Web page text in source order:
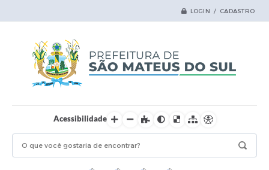
LOGIN / CADASTRO
Acessibilidade